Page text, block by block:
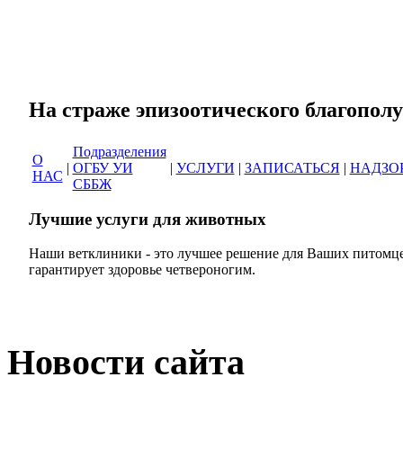
На страже
О
НАС
|
Подразделения
ОГБУ УИ
СББЖ
| УСЛУГИ | ЗАПИСАТЬСЯ |
Лучшие услуги для животных
Наши ветклиники - это лучшее решение для Ваших
гарантирует здоровье четвероногим.
Новости сайта